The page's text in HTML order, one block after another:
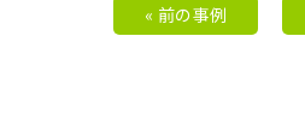
« 前の事例